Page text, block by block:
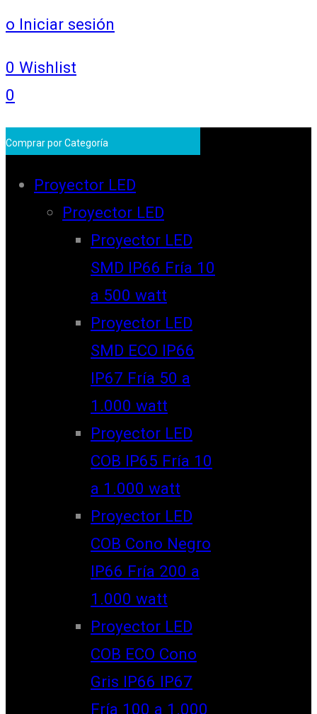
o Iniciar sesión
0 Wishlist
0
Comprar por Categoría
Proyector LED
Proyector LED
Proyector LED
SMD IP66 Fría 10
a 500 watt
Proyector LED
SMD ECO IP66
IP67 Fría 50 a
1.000 watt
Proyector LED
COB IP65 Fría 10
a 1.000 watt
Proyector LED
COB Cono Negro
IP66 Fría 200 a
1.000 watt
Proyector LED
COB ECO Cono
Gris IP66 IP67
Fría 100 a 1.000